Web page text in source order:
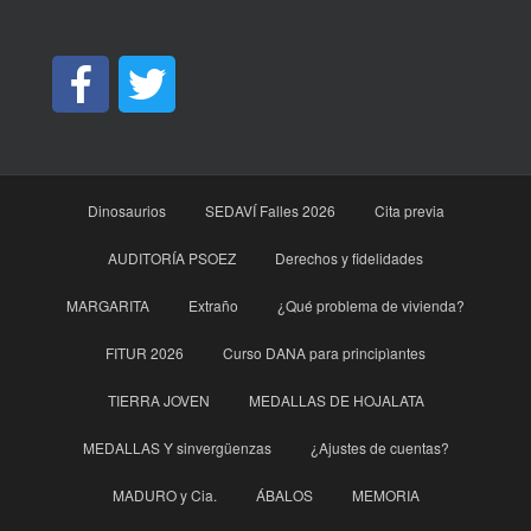
Dinosaurios SEDAVÍ Falles 2026 Cita previa
AUDITORÍA PSOEZ Derechos y fidelidades
MARGARITA Extraño ¿Qué problema de vivienda?
FITUR 2026 Curso DANA para principìantes
TIERRA JOVEN MEDALLAS DE HOJALATA
MEDALLAS Y sinvergüenzas ¿Ajustes de cuentas?
MADURO y Cia. ÁBALOS MEMORIA